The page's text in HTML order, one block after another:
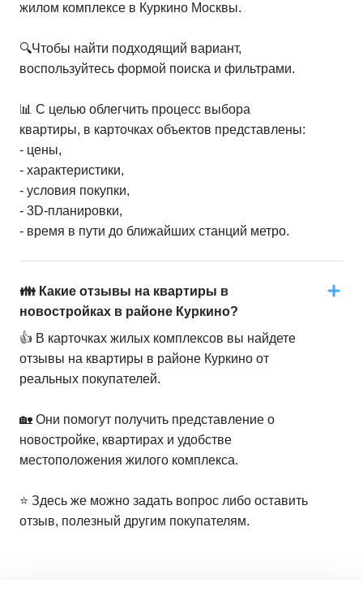
жилом комплексе в Куркино Москвы.
🔍Чтобы найти подходящий вариант,
воспользуйтесь формой поиска и фильтрами.
📊 С целью облегчить процесс выбора
квартиры, в карточках объектов представлены:
- цены,
- характеристики,
- условия покупки,
- 3D-планировки,
- время в пути до ближайших станций метро.
👪 Какие отзывы на квартиры в
новостройках в районе Куркино?
👍 В карточках жилых комплексов вы найдете
отзывы на квартиры в районе Куркино от
реальных покупателей.
🏡 Они помогут получить представление о
новостройке, квартирах и удобстве
местоположения жилого комплекса.
⭐️ Здесь же можно задать вопрос либо оставить
отзыв, полезный другим покупателям.